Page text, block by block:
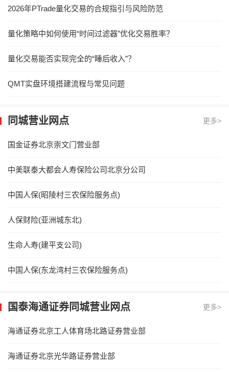
2026年PTrade量化交易的合规指引与风险防范
量化策略中如何使用“时间过滤器”优化交易胜率？
量化交易能否实现完全的“睡后收入”？
QMT实盘环境搭建流程与常见问题
同城营业网点 更多>
国金证券北京崇文门营业部
中美联泰大都会人寿保险公司北京分公司
中国人保(昭陵村三农保险服务点)
人保财险(亚洲城东北)
生命人寿(建平支公司)
中国人保(东龙湾村三农保险服务点)
国泰海通证券同城营业网点 更多>
海通证券北京工人体育场北路证券营业部
海通证券北京光华路证券营业部